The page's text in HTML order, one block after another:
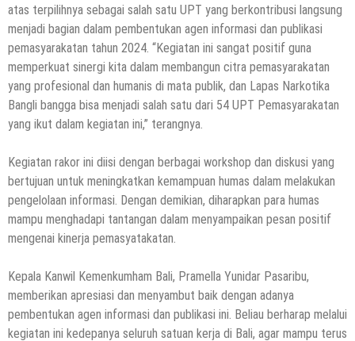
atas terpilihnya sebagai salah satu UPT yang berkontribusi langsung
menjadi bagian dalam pembentukan agen informasi dan publikasi
pemasyarakatan tahun 2024. “Kegiatan ini sangat positif guna
memperkuat sinergi kita dalam membangun citra pemasyarakatan
yang profesional dan humanis di mata publik, dan Lapas Narkotika
Bangli bangga bisa menjadi salah satu dari 54 UPT Pemasyarakatan
yang ikut dalam kegiatan ini,” terangnya.
Kegiatan rakor ini diisi dengan berbagai workshop dan diskusi yang
bertujuan untuk meningkatkan kemampuan humas dalam melakukan
pengelolaan informasi. Dengan demikian, diharapkan para humas
mampu menghadapi tantangan dalam menyampaikan pesan positif
mengenai kinerja pemasyatakatan.
Kepala Kanwil Kemenkumham Bali, Pramella Yunidar Pasaribu,
memberikan apresiasi dan menyambut baik dengan adanya
pembentukan agen informasi dan publikasi ini. Beliau berharap melalui
kegiatan ini kedepanya seluruh satuan kerja di Bali, agar mampu terus